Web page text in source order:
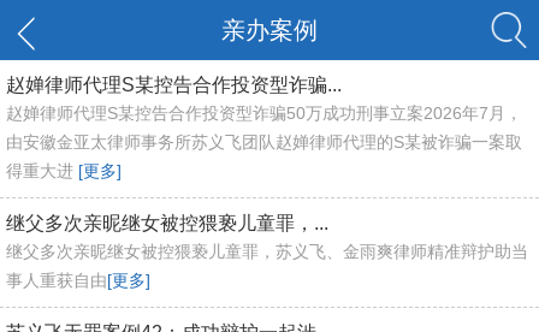
亲办案例
赵婵律师代理S某控告合作投资型诈骗...
赵婵律师代理S某控告合作投资型诈骗50万成功刑事立案2026年7月，
由安徽金亚太律师事务所苏义飞团队赵婵律师代理的S某被诈骗一案取
得重大进 [更多]
继父多次亲昵继女被控猥亵儿童罪，...
继父多次亲昵继女被控猥亵儿童罪，苏义飞、金雨爽律师精准辩护助当
事人重获自由[更多]